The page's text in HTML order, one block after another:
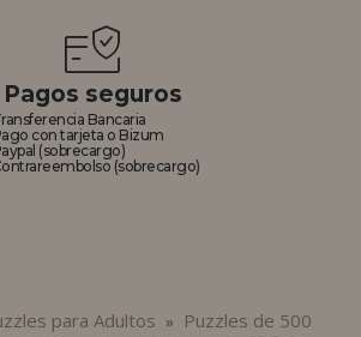
Pagos seguros
Bancaria
con tarjeta o Bizum
(sobrecargo)
(sobrecargo)
para Adultos »
Puzzles de 500